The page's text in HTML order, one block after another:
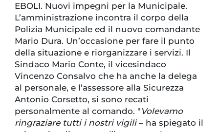
EBOLI. Nuovi impegni per la Municipale.
L’amministrazione incontra il corpo della
Polizia Municipale ed il nuovo comandante
Mario Dura. Un’occasione per fare il punto
della situazione e riorganizzare i servizi. Il
Sindaco Mario Conte, il vicesindaco
Vincenzo Consalvo che ha anche la delega
al personale, e l’assessore alla Sicurezza
Antonio Corsetto, si sono recati
personalmente al comando. " Volevamo
ringraziare tutti i nostri vigili– ha spiegato il